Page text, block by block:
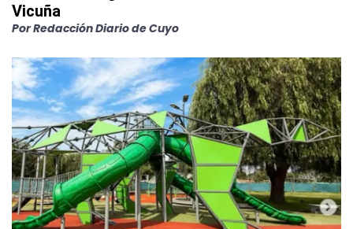
Vicuña
PorRedacción Diario de Cuyo